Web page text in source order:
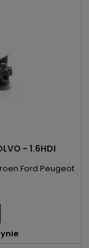
- 1.6HDI
Ford Peugeot
T1DA/T1DB/
/ 84kW/114KM /
2009r